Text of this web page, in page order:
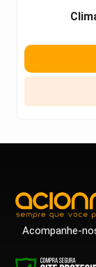
Acompanhe-